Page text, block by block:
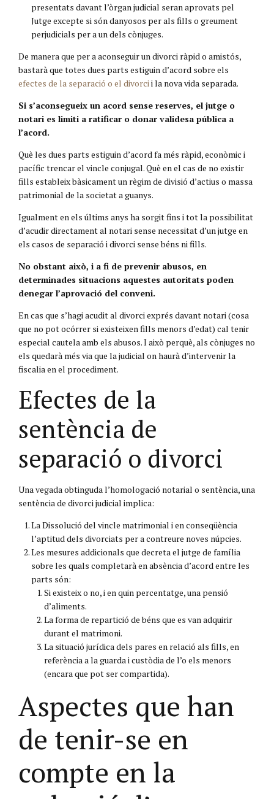
presentats davant l’òrgan judicial seran aprovats pel
Jutge excepte si són danyosos per als fills o greument
perjudicials per a un dels cònjuges.
De manera que per a aconseguir un divorci ràpid o amistós,
bastarà que totes dues parts estiguin d’acord sobre els
efectes de la separació o el divorci i la nova vida separada.
Si s’aconsegueix un acord sense reserves, el jutge o
notari es limiti a ratificar o donar validesa pública a
l’acord.
Què les dues parts estiguin d’acord fa més ràpid, econòmic i
pacífic trencar el vincle conjugal. Què en el cas de no existir
fills estableix bàsicament un règim de divisió d’actius o massa
patrimonial de la societat a guanys.
Igualment en els últims anys ha sorgit fins i tot la possibilitat
d’acudir directament al notari sense necessitat d’un jutge en
els casos de separació i divorci sense béns ni fills.
No obstant això, i a fi de prevenir abusos, en
determinades situacions aquestes autoritats poden
denegar l’aprovació del conveni.
En cas que s’hagi acudit al divorci exprés davant notari (cosa
que no pot ocórrer si existeixen fills menors d’edat) cal tenir
especial cautela amb els abusos. I això perquè, als cònjuges no
els quedarà més via que la judicial on haurà d’intervenir la
fiscalia en el procediment.
Efectes de la
sentència de
separació o divorci
Una vegada obtinguda l’homologació notarial o sentència, una
sentència de divorci judicial implica:
La Dissolució del vincle matrimonial i en conseqüència
l’aptitud dels divorciats per a contreure noves núpcies.
Les mesures addicionals que decreta el jutge de família
sobre les quals completarà en absència d’acord entre les
parts són:
Si existeix o no, i en quin percentatge, una pensió
d’aliments.
La forma de repartició de béns que es van adquirir
durant el matrimoni.
La situació jurídica dels pares en relació als fills, en
referència a la guarda i custòdia de l’o els menors
(encara que pot ser compartida).
Aspectes que han
de tenir-se en
compte en la